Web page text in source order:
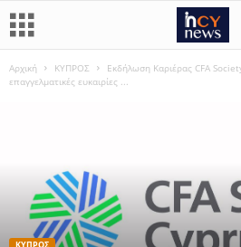
Αρχική ΚΥΠΡΟΣ
Εκδήλωση Καριέρας CFA
επαγγελματικές ευκαιρίες ...